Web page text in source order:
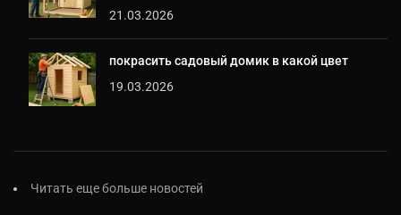
21.03.2026
покрасить садовый домик в какой цвет
19.03.2026
Читать еще больше новостей